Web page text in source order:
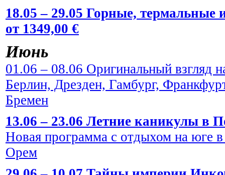
18.05 – 29.05 Горные,
от 1349,00 €
Июнь
01.06 – 08.06 Оригинальный взгляд
Берлин, Дрезден, Гамбург,
Бремен
13.06 – 23.06 Летние каникулы в
Новая программа с отдыхом на юге
Орем